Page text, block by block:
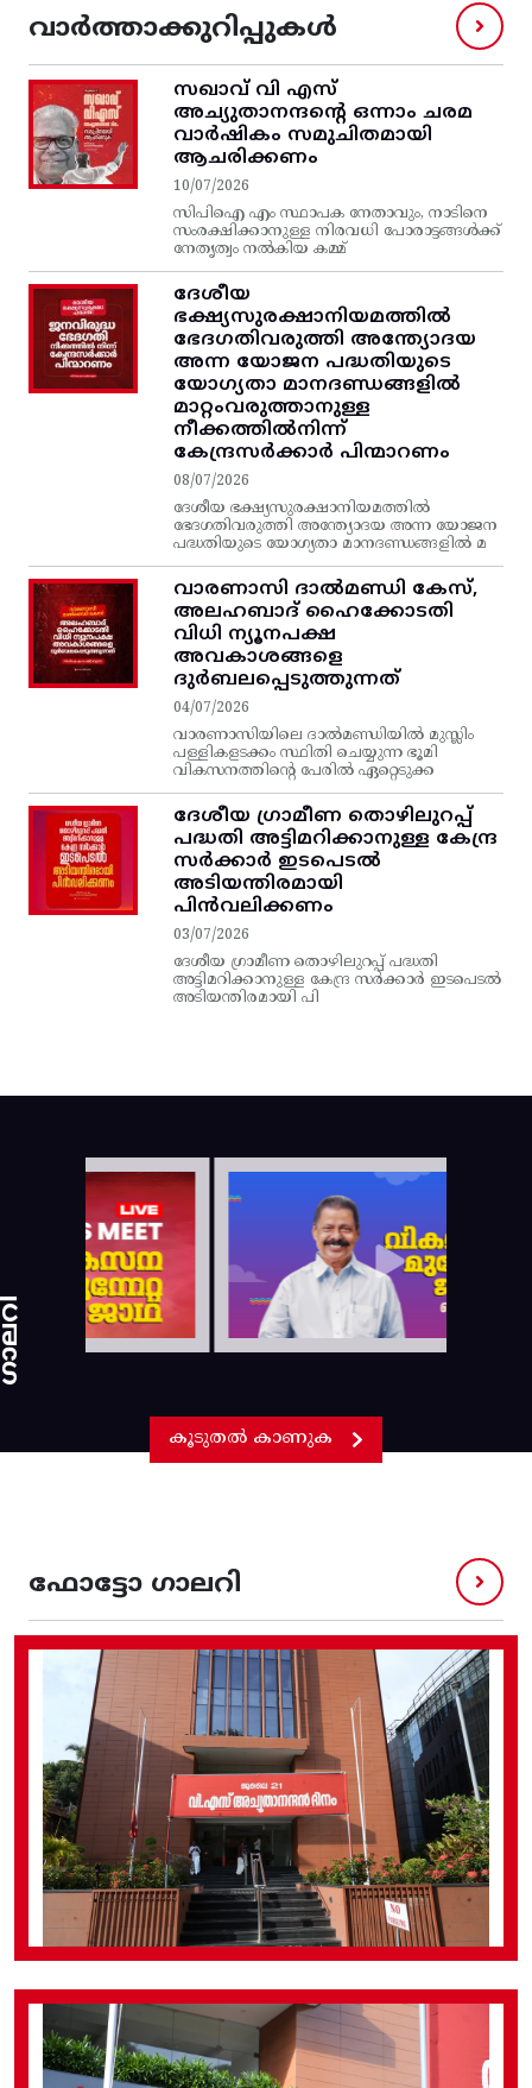
വാർത്താക്കുറിപ്പുകൾ
സഖാവ് വി എസ്‌
അച്യുതാനന്ദന്റെ ഒന്നാം ചരമ
വാര്‍ഷികം സമുചിതമായി
ആചരിക്കണം
10/07/2026
സിപിഐ എം സ്ഥാപക നേതാവും, നാടിനെ
സംരക്ഷിക്കാനുള്ള നിരവധി പോരാട്ടങ്ങള്‍ക്ക്‌
നേതൃത്വം നല്‍കിയ കമ്മ്
ദേശീയ
ഭക്ഷ്യസുരക്ഷാനിയമത്തിൽ
ഭേദഗതിവരുത്തി അന്ത്യോദയ
അന്ന യോജന പദ്ധതിയുടെ
യോഗ്യതാ മാനദണ്ഡങ്ങളിൽ
മാറ്റംവരുത്താനുള്ള
നീക്കത്തിൽനിന്ന്‌
കേന്ദ്രസർക്കാർ പിന്മാറണം
08/07/2026
ദേശീയ ഭക്ഷ്യസുരക്ഷാനിയമത്തിൽ
ഭേദഗതിവരുത്തി അന്ത്യോദയ അന്ന യോജന
പദ്ധതിയുടെ യോഗ്യതാ മാനദണ്ഡങ്ങളിൽ മ
വാരണാസി ദാൽമണ്ഡി കേസ്,
അലഹബാദ് ഹൈക്കോടതി
വിധി ന്യൂനപക്ഷ
അവകാശങ്ങളെ
ദുർബലപ്പെടുത്തുന്നത്
04/07/2026
വാരണാസിയിലെ ദാൽമണ്ഡിയിൽ മുസ്ലിം
പള്ളികളടക്കം സ്ഥിതി ചെയ്യുന്ന ഭൂമി
വികസനത്തിന്റെ പേരിൽ ഏറ്റെടുക്ക
ദേശീയ ഗ്രാമീണ തൊഴിലുറപ്പ്‌
പദ്ധതി അട്ടിമറിക്കാനുള്ള കേന്ദ്ര
സര്‍ക്കാര്‍ ഇടപെടല്‍
അടിയന്തിരമായി
പിന്‍വലിക്കണം
03/07/2026
ദേശീയ ഗ്രാമീണ തൊഴിലുറപ്പ്‌ പദ്ധതി
അട്ടിമറിക്കാനുള്ള കേന്ദ്ര സര്‍ക്കാര്‍ ഇടപെടല്‍
അടിയന്തിരമായി പി
കൂടുതൽ കാണുക
ഫോട്ടോ ഗാലറി